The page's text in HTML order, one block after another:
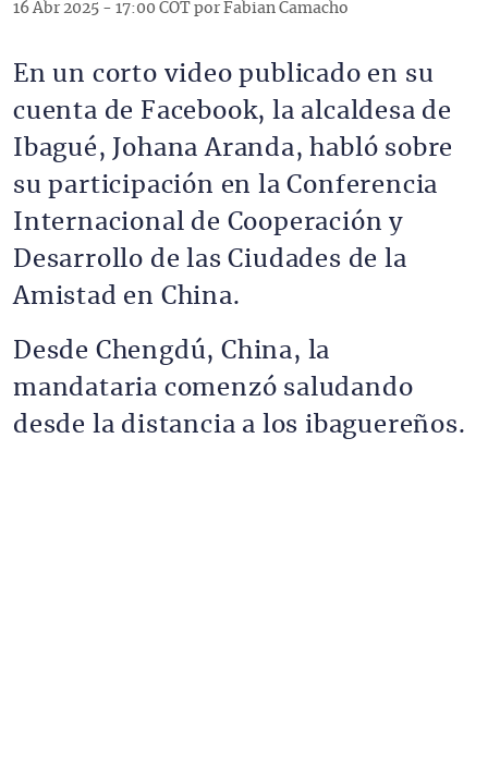
16 Abr 2025 - 17:00 COT por Fabian Camacho
En un corto video publicado en su
cuenta de Facebook, la alcaldesa de
Ibagué, Johana Aranda, habló sobre
su participación en la Conferencia
Internacional de Cooperación y
Desarrollo de las Ciudades de la
Amistad en China.
Desde Chengdú, China, la
mandataria comenzó saludando
desde la distancia a los ibaguereños.